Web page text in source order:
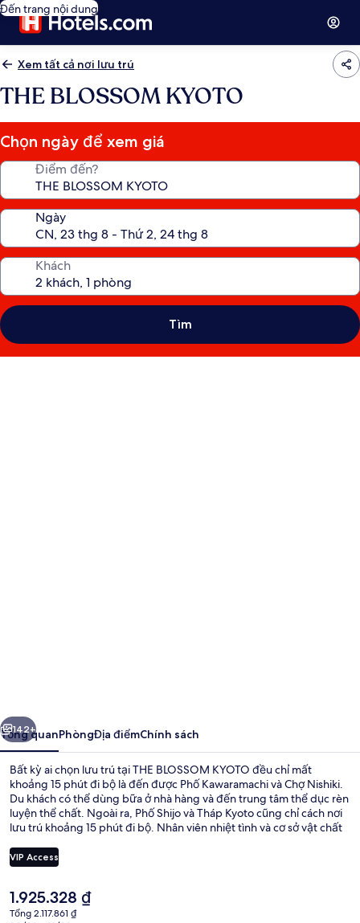
Đến trang nội dung
Xem tất cả nơi lưu trú
THE BLOSSOM KYOTO
Chọn ngày để xem giá
Điểm đến?
Ngày
Khách
Tìm
Tiếp
142+
Tổng quanPhòngĐịa điểmChính sách
Bất kỳ ai chọn lưu trú tại THE BLOSSOM KYOTO đều chỉ mất
khoảng 15 phút đi bộ là đến được Phố Kawaramachi và Chợ Nishiki.
Du khách có thể dùng bữa ở nhà hàng và đến trung tâm thể dục rèn
luyện thể chất. Ngoài ra, Phố Shijo và Tháp Kyoto cũng chỉ cách nơi
lưu trú khoảng 15 phút đi bộ. Nhân viên nhiệt tình và cơ sở vật chất
dịch vụ giao thông công cộng chỉ mất một quãng đi bộ ngắn: cách
Ga Gojo 3 phút.
VIP Access
Giá
hiện
1.925.328 ₫
Tổng 2.117.861 ₫